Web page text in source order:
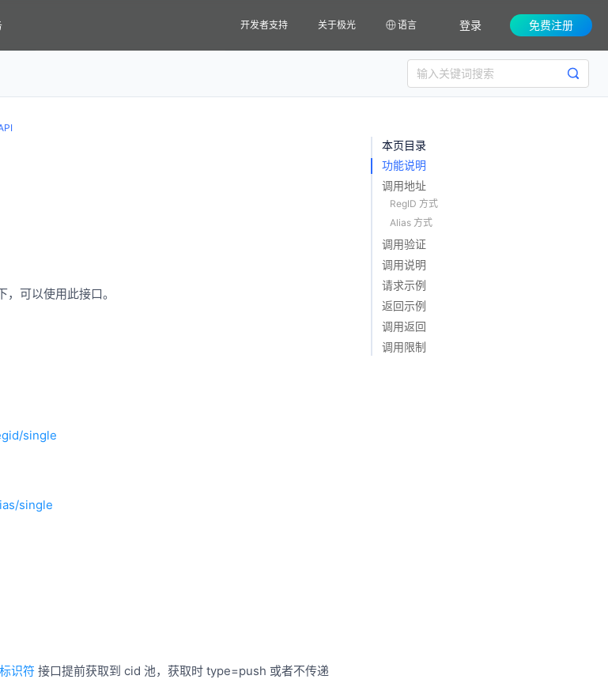
开发者支持 关于极光 语言 登录 免费注册
可以使用此接口。
single
single
识符 接口提前获取到 cid 池，获取时 type=push 或者不传递
本页目录
功能说明
调用地址
RegID 方式
Alias 方式
调用验证
调用说明
请求示例
返回示例
调用返回
调用限制